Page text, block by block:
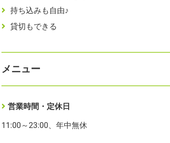
持ち込みも自由♪
貸切もできる
メニュー
営業時間・定休日
11:00～23:00、年中無休